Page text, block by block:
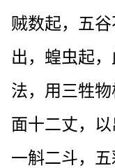
贼数起，五
出，蝗虫起
法，用三牲
面十二丈，
一斛二斗，五